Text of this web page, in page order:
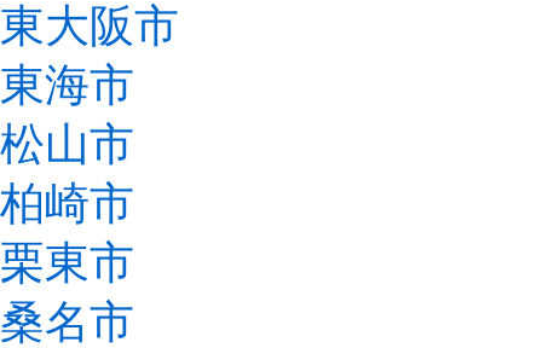
東大阪市
東海市
松山市
柏崎市
栗東市
桑名市